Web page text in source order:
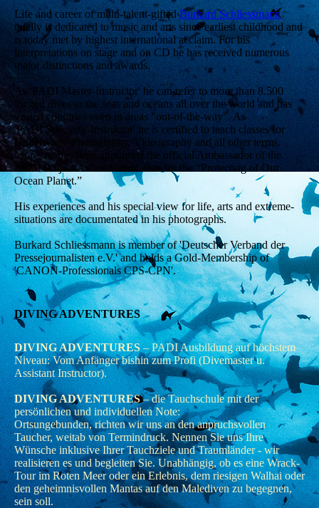
Life and career of multi-talent-giftedBurkard Schliessmann
totally is dedicated to music and arts since earliest childhood and
is today met by highest international acclaim. For his
interpretations on stage and on CD he has received numerous
major distinctions and awards.
As 'PADI Master-Instructor' he can refer to more than 8.500
logged dives in the seas and oceans all over the world and has
visited countries even in areas "out-of-the-way". As
'PADI Specialty-Instructor' he is certified to teach classes for
Underwater-Photography, Videography and all other terms.
More, he has been appointed the official Ambassador of the
PADI Project Aware Foundation for the “Protecting of Our
Ocean Planet.”
His experiences and his special view for life, arts and extreme-
situations are documentated in his photographs.
Burkard Schliessmann is member of 'Deutscher Verband der
Pressejournalisten e.V.' and holds a Gold-Membership of
'CANON-Professionals CPS-CPN'.
DIVING ADVENTURES
DIVING ADVENTURES– PADI Ausbildung auf höchstem
Niveau: Vom Anfänger bishin zum Profi (Divemaster u.
Assistant Instructor).
DIVING ADVENTURES– die Tauchschule mit der
persönlichen und individuellen Note:
Ortsungebunden, richten wir uns an den anpruchsvollen
Taucher, weitab von Termindruck. Nennen Sie uns Ihre
Wünsche inklusive Ihrer Tauchziele und Traumländer - wir
realisieren es und begleiten Sie. Unabhängig, ob es eine Wrack-
Tour im Roten Meer oder ein Erlebnis, dem riesigen Walhai oder
den geheimnisvollen Mantas auf den Malediven zu begegnen,
sein soll.